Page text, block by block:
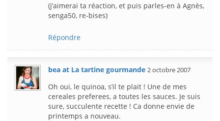
(j’aimerai ta réaction, et puis parles-en à Agnès,
senga50, re-bises)
Répondre
bea at La tartine gourmande 2 octobre 2007
Oh oui, le quinoa, s’il te plait ! Une de mes
cereales preferees, a toutes les sauces. Je suis
sure, succulente recette ! Ca donne envie de
printemps a nouveau.